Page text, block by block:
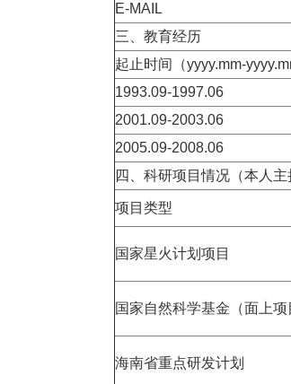
E-MAIL
三、教育经历
起止时间（yyyy.mm-
1993.09-1997.06
2001.09-2003.06
2005.09-2008.06
四、科研项目情况（本人主
项目类型
国家星火计划项目
国家自然科学基金（面上项
海南省重点研发计划